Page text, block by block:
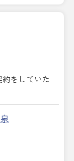
をしていた